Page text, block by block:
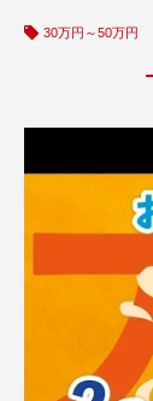
30万円～50万円
30万円～50万円